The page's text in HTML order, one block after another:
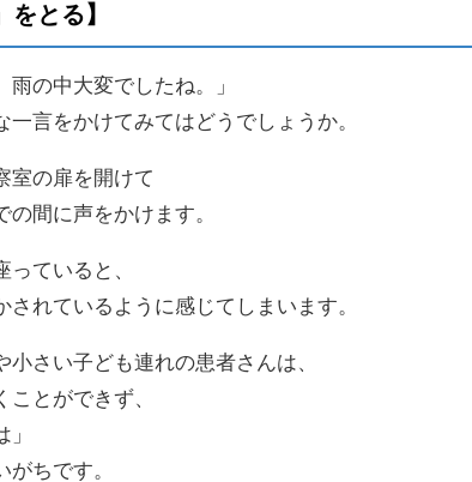
をとる】
雨の中大変でしたね。」
一言をかけてみてはどうでしょうか。
室の扉を開けて
の間に声をかけます。
っていると、
されているように感じてしまいます。
小さい子ども連れの患者さんは、
ことができず、
」
がちです。